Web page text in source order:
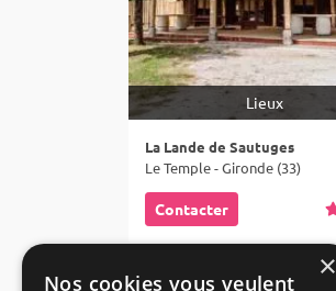
Lieux
La Lande de Sautuges
Le Temple - Gironde (33)
Contacter
×
Nos cookies vous veulent